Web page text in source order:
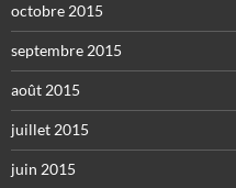
octobre 2015
septembre 2015
août 2015
juillet 2015
juin 2015